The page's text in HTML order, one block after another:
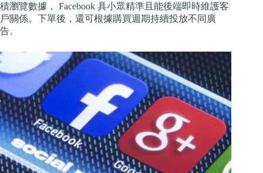
積瀏覽數據， Facebook 具小眾精準且能後端即時維護客
戶關係。下單後，還可根據購買週期持續投放不同廣
告。